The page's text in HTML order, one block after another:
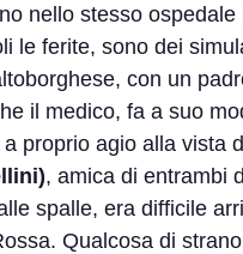
nello stesso
le ferite, sono dei
con un
il medico, fa a suo
proprio agio alla vista
, amica di entrambi
spalle, era difficile
Qualcosa di